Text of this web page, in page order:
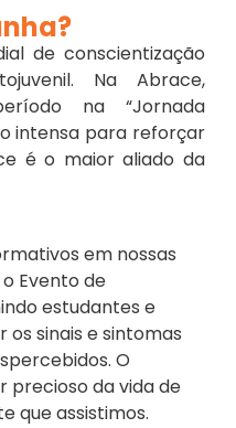
de conscientização
Na Abrace,
na “Jornada
intensa para reforçar
é o maior aliado da
em nossas
Evento de
estudantes e
sinais e sintomas
O
precioso da vida de
que assistimos.